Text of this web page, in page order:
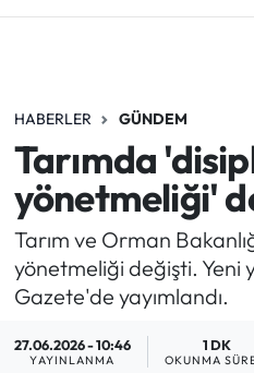
HABERLER GÜNDEM
Tarımda
yönetmeliği'
Tarım ve Orman
yönetmeliği değişti. Yeni
Gazete'de yayımlandı.
27.06.2026 - 10:46
YAYINLANMA
1 DK
OKUNMA
SORU-CEVAP
Memur
Emekli
İşveren
İş Fırsatları
Yargı Kararları
Süper Lig Puan
Son Dakika Haberleri
Haber Arşivi